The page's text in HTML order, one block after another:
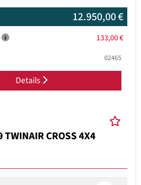
12.950,00 €
133,00 €
02465
Details
TWINAIR CROSS 4X4